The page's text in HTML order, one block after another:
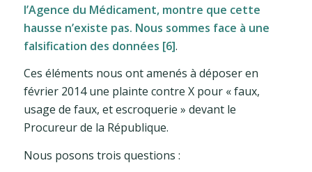
l’Agence du Médicament, montre que cette
hausse n’existe pas. Nous sommes face à une
falsification des données [6].
Ces éléments nous ont amenés à déposer en
février 2014 une plainte contre X pour « faux,
usage de faux, et escroquerie » devant le
Procureur de la République.
Nous posons trois questions :